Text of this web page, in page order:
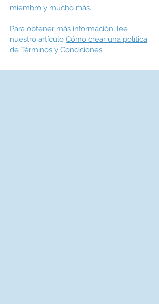
miembro y mucho más.
Para obtener más información, lee
nuestro artículo Cómo crear una política
de Términos y Condiciones.